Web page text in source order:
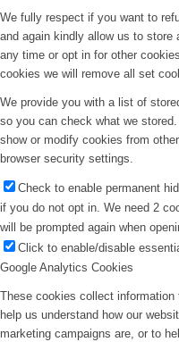
We fully respect if you want to
and again kindly allow us to
any time or opt in for other
cookies we will remove all set
We provide you with a list of
so you can check what we
show or modify cookies from
browser security settings.
Check to enable permanent
if you do not opt in. We need 2
will be prompted again when
Click to enable/disable
Google Analytics Cookies
These cookies collect
help us understand how our
marketing campaigns are, or to